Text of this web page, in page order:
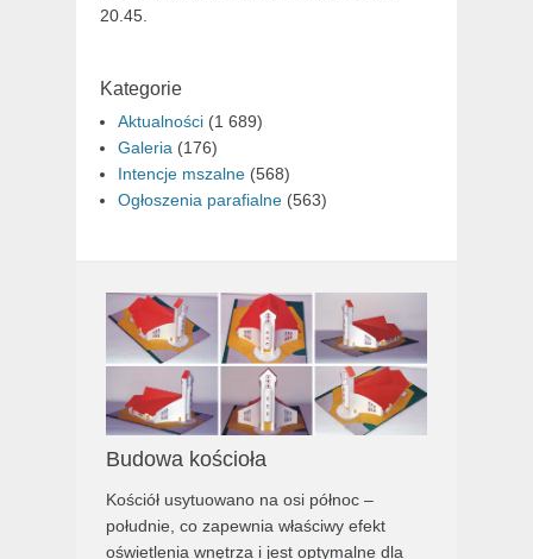
20.45.
Kategorie
Aktualności (1 689)
Galeria (176)
Intencje mszalne (568)
Ogłoszenia parafialne (563)
Budowa kościoła
Kościół usytuowano na osi północ –
południe, co zapewnia właściwy efekt
oświetlenia wnętrza i jest optymalne dla